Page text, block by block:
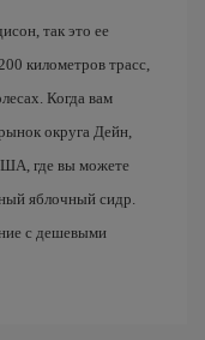
так это ее
километров трасс,
Когда вам
округа Дейн,
где вы можете
яблочный сидр.
с дешевыми